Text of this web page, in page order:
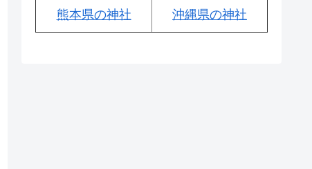
熊本県の神社 沖縄県の神社